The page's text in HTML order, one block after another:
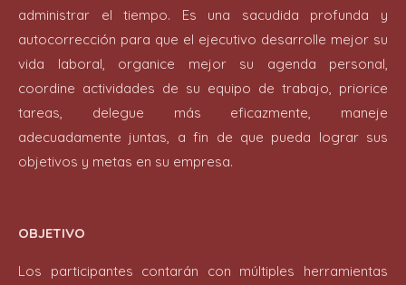
administrar el tiempo. Es una sacudida profunda y
autocorrección para que el ejecutivo desarrolle mejor su
vida laboral, organice mejor su agenda personal,
coordine actividades de su equipo de trabajo, priorice
tareas, delegue más eficazmente, maneje
adecuadamente juntas, a fin de que pueda lograr sus
objetivos y metas en su empresa.
OBJETIVO
Los participantes contarán con múltiples herramientas